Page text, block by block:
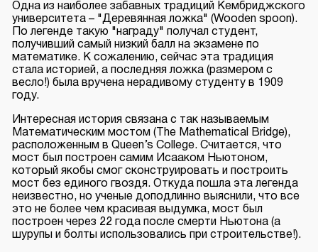
Одна из наиболее забавных традиций Кембриджского
университета – "Деревянная ложка" (Wooden spoon).
По легенде такую "награду" получал студент,
получивший самый низкий балл на экзамене по
математике. К сожалению, сейчас эта традиция
стала историей, а последняя ложка (размером с
весло!) была вручена нерадивому студенту в 1909
году.
Интересная история связана с так называемым
Математическим мостом (The Mathematical Bridge),
расположенным в Queen’s College. Считается, что
мост был построен самим Исааком Ньютоном,
который якобы смог сконструировать и построить
мост без единого гвоздя. Откуда пошла эта легенда
неизвестно, но ученые доподлинно выяснили, что все
это не более чем красивая выдумка, мост был
построен через 22 года после смерти Ньютона (а
шурупы и болты использовались при строительстве!).